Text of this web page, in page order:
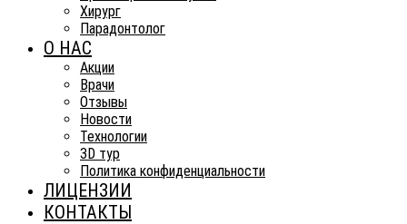
Хирург
Парадонтолог
О НАС
Акции
Врачи
Отзывы
Новости
Технологии
3D тур
Политика конфиденциальности
ЛИЦЕНЗИИ
КОНТАКТЫ